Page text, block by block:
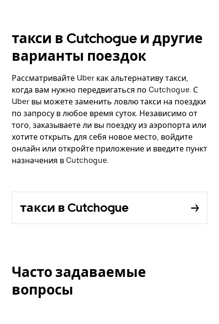
такси в Cutchogue и другие
варианты поездок
Рассматривайте Uber как альтернативу такси,
когда вам нужно передвигаться по Cutchogue. С
Uber вы можете заменить ловлю такси на поездки
по запросу в любое время суток. Независимо от
того, заказываете ли вы поездку из аэропорта или
хотите открыть для себя новое место, войдите
онлайн или откройте приложение и введите пункт
назначения в Cutchogue.
такси в Cutchogue
Часто задаваемые
вопросы